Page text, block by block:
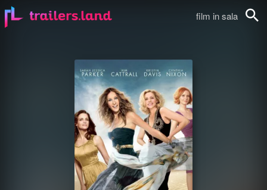
film in sala